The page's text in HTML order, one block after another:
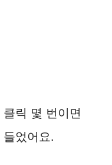
릭 몇 번이면
었어요.